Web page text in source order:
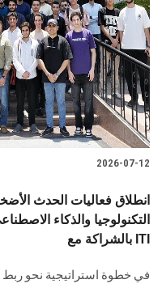
2026-07-12
انطلاق فعاليات الحدث
التكنولوجيا والذكاء
بالشراكة مع ITI
في خطوة استراتيجية نحو ربط